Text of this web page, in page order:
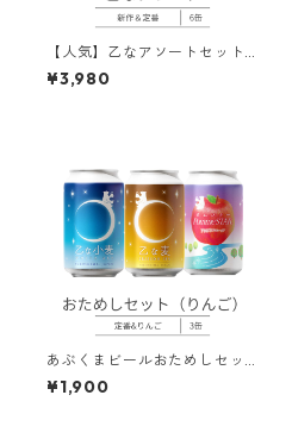
【人気】乙なアソートセット 6
本入｜比べ飲みクラフトビー
ル
¥3,980
あぶくまビールおためしセッ
ト（りんご）｜飲み比べクラ
フトビール
¥1,900